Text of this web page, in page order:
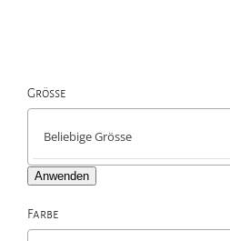
Grösse
Anwenden
Farbe